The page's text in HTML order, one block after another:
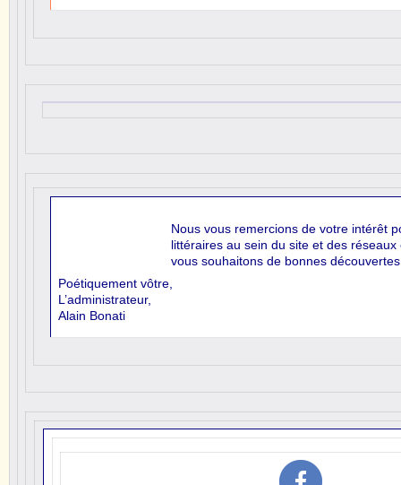
Nous vous remercions de votre intérêt
littéraires au sein du site et des
vous souhaitons de bonnes
Poétiquement vôtre,
L’administrateur,
Alain Bonati